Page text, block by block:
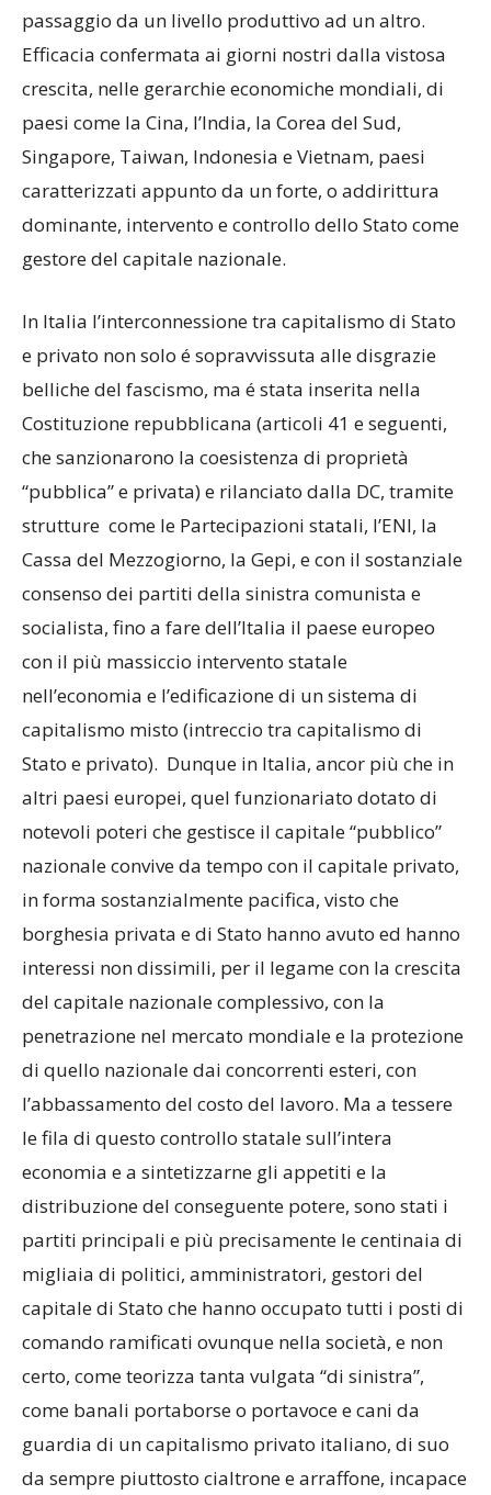
passaggio da un livello produttivo ad un altro.
Efficacia confermata ai giorni nostri dalla vistosa
crescita, nelle gerarchie economiche mondiali, di
paesi come la Cina, l’India, la Corea del Sud,
Singapore, Taiwan, Indonesia e Vietnam, paesi
caratterizzati appunto da un forte, o addirittura
dominante, intervento e controllo dello Stato come
gestore del capitale nazionale.
In Italia l’interconnessione tra capitalismo di Stato
e privato non solo é sopravvissuta alle disgrazie
belliche del fascismo, ma é stata inserita nella
Costituzione repubblicana (articoli 41 e seguenti,
che sanzionarono la coesistenza di proprietà
“pubblica” e privata) e rilanciato dalla DC, tramite
strutture come le Partecipazioni statali, l’ENI, la
Cassa del Mezzogiorno, la Gepi, e con il sostanziale
consenso dei partiti della sinistra comunista e
socialista, fino a fare dell’Italia il paese europeo
con il più massiccio intervento statale
nell’economia e l’edificazione di un sistema di
capitalismo misto (intreccio tra capitalismo di
Stato e privato). Dunque in Italia, ancor più che in
altri paesi europei, quel funzionariato dotato di
notevoli poteri che gestisce il capitale “pubblico”
nazionale convive da tempo con il capitale privato,
in forma sostanzialmente pacifica, visto che
borghesia privata e di Stato hanno avuto ed hanno
interessi non dissimili, per il legame con la crescita
del capitale nazionale complessivo, con la
penetrazione nel mercato mondiale e la protezione
di quello nazionale dai concorrenti esteri, con
l’abbassamento del costo del lavoro. Ma a tessere
le fila di questo controllo statale sull’intera
economia e a sintetizzarne gli appetiti e la
distribuzione del conseguente potere, sono stati i
partiti principali e più precisamente le centinaia di
migliaia di politici, amministratori, gestori del
capitale di Stato che hanno occupato tutti i posti di
comando ramificati ovunque nella società, e non
certo, come teorizza tanta vulgata “di sinistra”,
come banali portaborse o portavoce e cani da
guardia di un capitalismo privato italiano, di suo
da sempre piuttosto cialtrone e arraffone, incapace